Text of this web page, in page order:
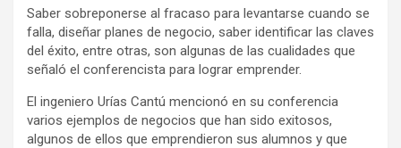
Saber sobreponerse al fracaso para levantarse cuando se
falla, diseñar planes de negocio, saber identificar las claves
del éxito, entre otras, son algunas de las cualidades que
señaló el conferencista para lograr emprender.
El ingeniero Urías Cantú mencionó en su conferencia
varios ejemplos de negocios que han sido exitosos,
algunos de ellos que emprendieron sus alumnos y que